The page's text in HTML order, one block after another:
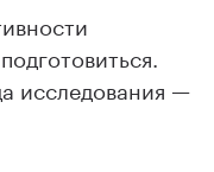
исследования —